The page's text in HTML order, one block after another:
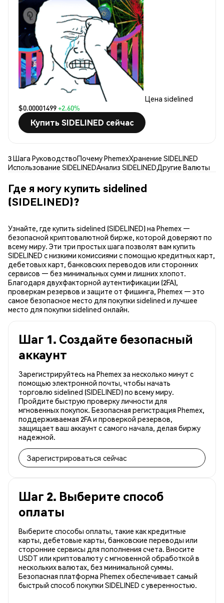
Цена sidelined
$0.00001499+2.60%
Купить SIDELINED сейчас
3 Шага РуководствоПочему PhemexХранение SIDELINED
Использование SIDELINEDАнализ SIDELINEDДругие Валюты
Где я могу купить sidelined
(SIDELINED)?
Узнайте, где купить sidelined (SIDELINED) на Phemex —
безопасной криптовалютной бирже, которой доверяют по
всему миру. Эти три простых шага позволят вам купить
SIDELINED с низкими комиссиями с помощью кредитных карт,
дебетовых карт, банковских переводов или сторонних
сервисов — без минимальных сумм и лишних хлопот.
Благодаря двухфакторной аутентификации (2FA),
проверкам резервов и защите от фишинга, Phemex — это
самое безопасное место для покупки sidelined и лучшее
место для покупки sidelined онлайн.
Шаг 1. Создайте безопасный
аккаунт
Зарегистрируйтесь на Phemex за несколько минут с
помощью электронной почты, чтобы начать
торговлю sidelined (SIDELINED) по всему миру.
Пройдите быструю проверку личности для
мгновенных покупок. Безопасная регистрация Phemex,
поддерживаемая 2FA и проверкой резервов,
защищает ваш аккаунт с самого начала, делая биржу
надежной.
Зарегистрироваться сейчас
Шаг 2. Выберите способ
оплаты
Выберите способы оплаты, такие как кредитные
карты, дебетовые карты, банковские переводы или
сторонние сервисы для пополнения счета. Вносите
USDT или криптовалюту с мгновенной обработкой в
нескольких валютах, без минимальной суммы.
Безопасная платформа Phemex обеспечивает самый
быстрый способ покупки SIDELINED с уверенностью.